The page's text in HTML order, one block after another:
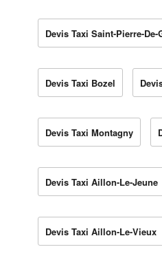
Devis Taxi Saint-Pierre-De-
Devis Taxi Bozel
Devis Taxi Montagny
Devis Taxi Aillon-Le-Jeune
Devis Taxi Aillon-Le-Vieux